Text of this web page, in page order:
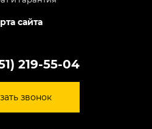
сайта
219-55-04
звонок